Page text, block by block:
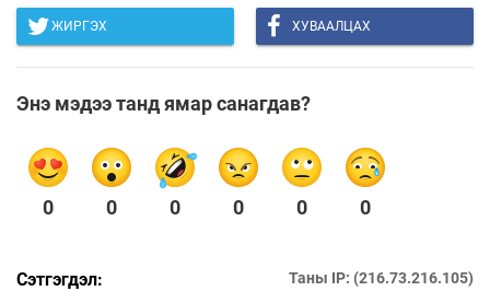
ЖИРГЭХ ХУВААЛЦАХ
Энэ мэдээ танд ямар санагдав?
0 0 0 0 0 0
Сэтгэгдэл: Таны IP: (216.73.216.105)